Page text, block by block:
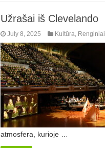
Užrašai iš Clevelando
July 8, 2025 Kultūra Renginiai
atmosfera, kurioje …